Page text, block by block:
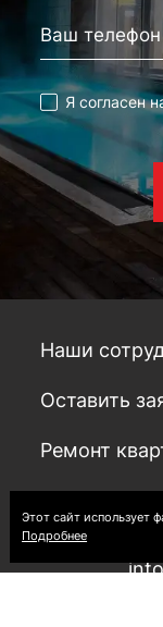
Я согласен
Наши
Оставить
Ремонт
Этот сайт использует
Подробнее